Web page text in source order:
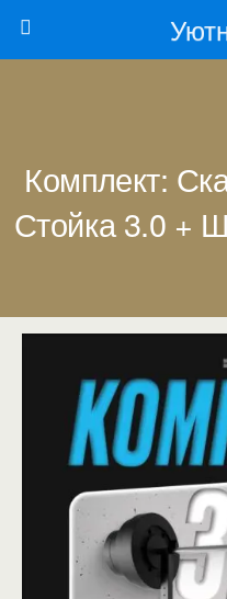
Комплект:
Стойка 3.0 +